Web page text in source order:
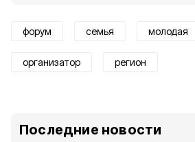
форум семья молодая
организатор регион
Последние новости